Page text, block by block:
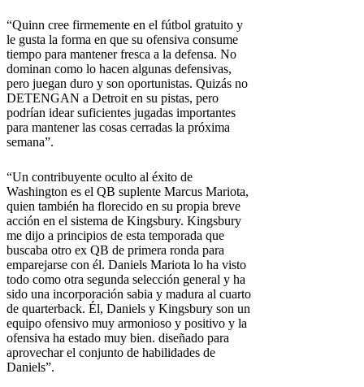
“Quinn cree firmemente en el fútbol gratuito y
le gusta la forma en que su ofensiva consume
tiempo para mantener fresca a la defensa. No
dominan como lo hacen algunas defensivas,
pero juegan duro y son oportunistas. Quizás no
DETENGAN a Detroit en su pistas, pero
podrían idear suficientes jugadas importantes
para mantener las cosas cerradas la próxima
semana”.
“Un contribuyente oculto al éxito de
Washington es el QB suplente Marcus Mariota,
quien también ha florecido en su propia breve
acción en el sistema de Kingsbury. Kingsbury
me dijo a principios de esta temporada que
buscaba otro ex QB de primera ronda para
emparejarse con él. Daniels Mariota lo ha visto
todo como otra segunda selección general y ha
sido una incorporación sabia y madura al cuarto
de quarterback. Él, Daniels y Kingsbury son un
equipo ofensivo muy armonioso y positivo y la
ofensiva ha estado muy bien. diseñado para
aprovechar el conjunto de habilidades de
Daniels”.